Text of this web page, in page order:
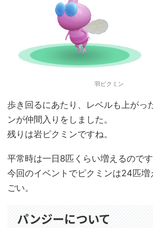
羽ピクミン
歩き回るにあたり、レベルも上がっ
ンが仲間入りをしました。
残りは岩ピクミンですね。
平常時は一日8匹くらい増えるのです
今回のイベントでピクミンは24匹増
ごい。
パンジーについて